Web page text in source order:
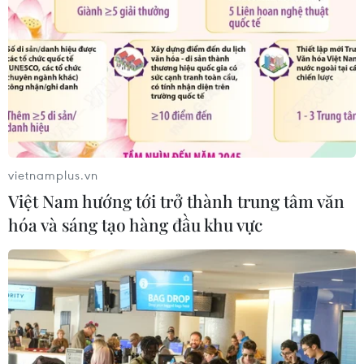
bước vào thử thách lớn nhất
03/08/2026 13:04
Xem trực tiếp Indonesia-Việt Nam tại
ASEAN Cup 2026 trên kênh nào?
03/08/2026 09:21
Đội tuyển Việt Nam đặt mục
trước giờ G
03/08/2026 07:39
ASEAN Cup 2026: Indonesia tổn thất
vietnamplus.vn
Việt Nam hướng tới trở thành trung tâm văn
hóa và sáng tạo hàng đầu khu vực